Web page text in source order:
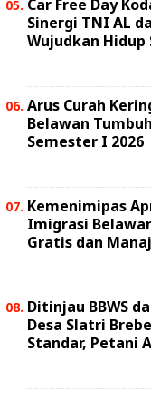
Car Free Day
Sinergi TNI AL
Wujudkan Hidup
Arus Curah
Belawan
Semester I 2026
Kemenimipas
Imigrasi
Gratis dan
Ditinjau BBWS
Desa Slatri
Standar, Petani